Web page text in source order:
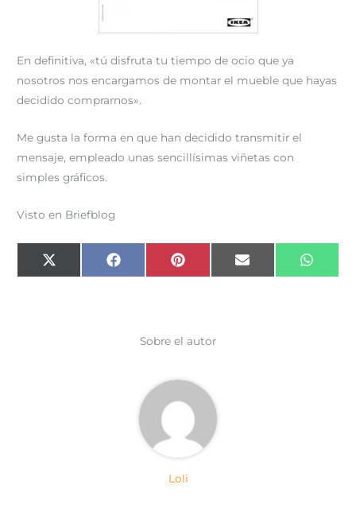
En definitiva, «tú disfruta tu tiempo de ocio que ya
nosotros nos encargamos de montar el mueble que hayas
decidido comprarnos».
Me gusta la forma en que han decidido transmitir el
mensaje, empleado unas sencillísimas viñetas con
simples gráficos.
Visto en Briefblog
Compartir
en
X
(
Compartir
en
F
a
Compartir
en
P
i
s
t
Compartir
en
E
m
en
W
h
Sobre el autor
Loli